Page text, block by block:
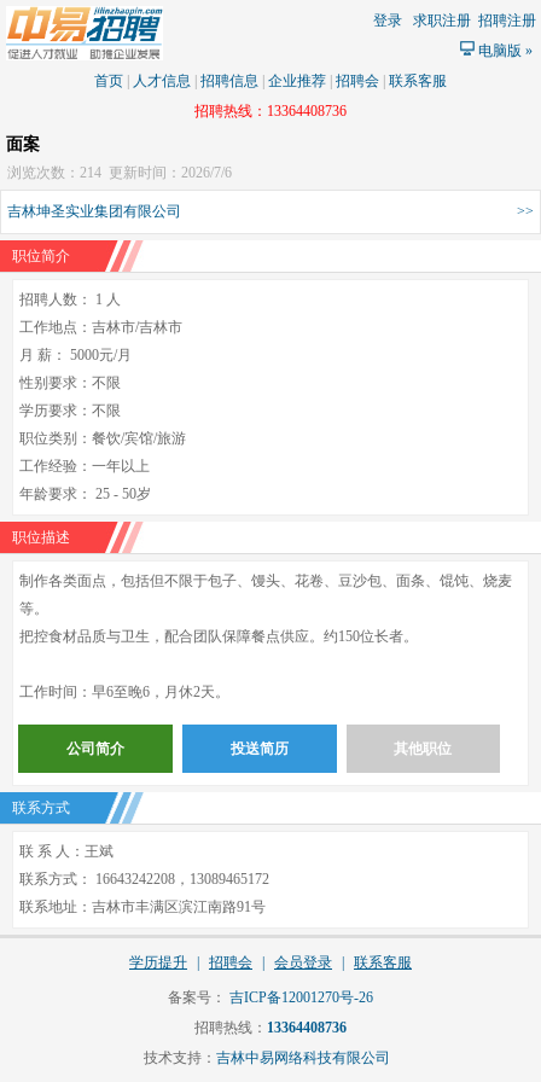
登录 求职注册 招聘注册
电脑版 »
首页
人才信息 招聘信息 企业推荐 招聘会 联系客服
招聘热线：13364408736
面案
浏览次数：214 更新时间：2026/7/6
>>
吉林坤圣实业集团有限公司
职位简介
招聘人数： 1 人
工作地点：吉林市/吉林市
月 薪： 5000元/月
性别要求：不限
学历要求：不限
职位类别：餐饮/宾馆/旅游
工作经验：一年以上
年龄要求： 25 - 50岁
职位描述
制作各类面点，包括但不限于包子、馒头、花卷、豆沙包、面条、馄饨、烧麦
等。
把控食材品质与卫生，配合团队保障餐点供应。约150位长者。
工作时间：早6至晚6，月休2天。
公司简介 投送简历 其他职位
联系方式
联 系 人：王斌
联系方式： 16643242208，13089465172
联系地址：吉林市丰满区滨江南路91号
学历提升 招聘会 会员登录 联系客服
备案号： 吉ICP备12001270号-26
招聘热线： 13364408736
技术支持： 吉林中易网络科技有限公司